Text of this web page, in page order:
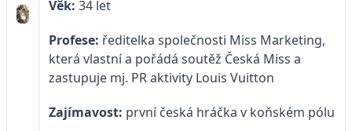
Věk: 34 let
Profese: ředitelka společnosti Miss Marketing,
která vlastní a pořádá soutěž Česká Miss a
zastupuje mj. PR aktivity Louis Vuitton
Zajímavost: první česká hráčka v koňském pólu